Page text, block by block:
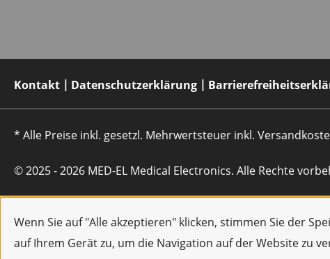
Wenn Sie auf "Alle akzeptieren" klicken, stimmen Sie der
auf Ihrem Gerät zu, um die Navigation auf der Website zu
Kontakt Datenschutzerklärung
* Alle Preise inkl. gesetzl. Mehrwertsteuer inkl.
© 2025 - 2026 MED-EL Medical Electronics. Alle Rechte